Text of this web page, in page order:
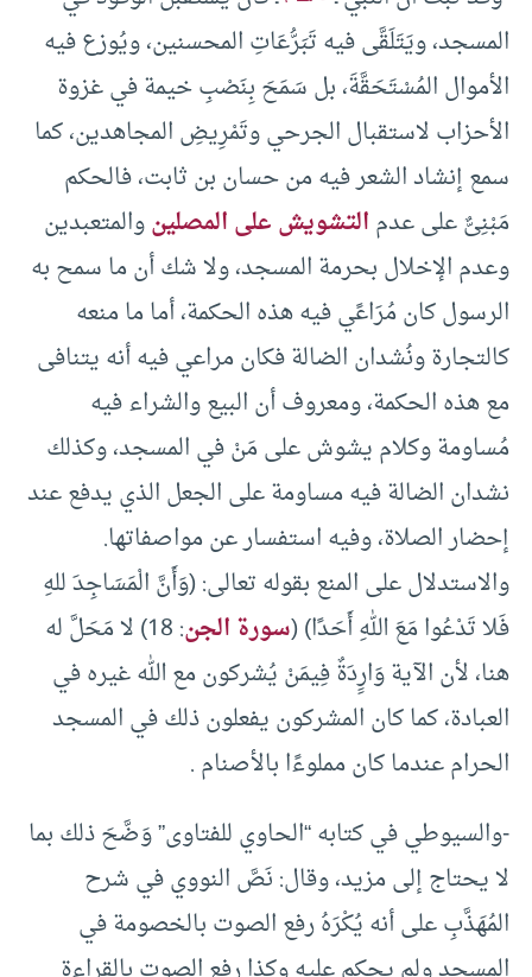
المسجد، ويَتَلَقَّى فيه تَبَرُّعَاتِ المحسنين، ويُوزع فيه
الأموال المُسْتَحَقَّةَ، بل سَمَحَ بِنَصْبِ خيمة في غزوة
الأحزاب لاستقبال الجرحي وتَمْرِيضِ المجاهدين، كما
سمع إنشاد الشعر فيه من حسان بن ثابت، فالحكم
مَبْنِىٌّ على عدمالتشويش على المصلينوالمتعبدين
وعدم الإخلال بحرمة المسجد، ولا شك أن ما سمح به
الرسول كان مُرَاعًي فيه هذه الحكمة، أما ما منعه
كالتجارة ونُشدان الضالة فكان مراعي فيه أنه يتنافى
مع هذه الحكمة، ومعروف أن البيع والشراء فيه
مُساومة وكلام يشوش على مَنْ في المسجد، وكذلك
نشدان الضالة فيه مساومة على الجعل الذي يدفع عند
إحضار الصلاة، وفيه استفسار عن مواصفاتها.
والاستدلال على المنع بقوله تعالى: (وَأَنَّ الْمَسَاجِدَ للهِ
فَلا تَدْعُوا مَعَ اللهِ أَحَدًا) (سورة الجن
: 18) لا مَحَلَّ له
هنا، لأن الآية وَارِِدَةٌ فِيمَنْ يُشركون مع الله غيره في
العبادة، كما كان المشركون يفعلون ذلك في المسجد
الحرام عندما كان مملوءًا بالأصنام .
-والسيوطي في كتابه “الحاوي للفتاوى” وَضَّحَ ذلك بما
لا يحتاج إلى مزيد، وقال: نَصَّ النووي في شرح
المُهَذَّبِ على أنه يُكْرَهُ رفع الصوت بالخصومة في